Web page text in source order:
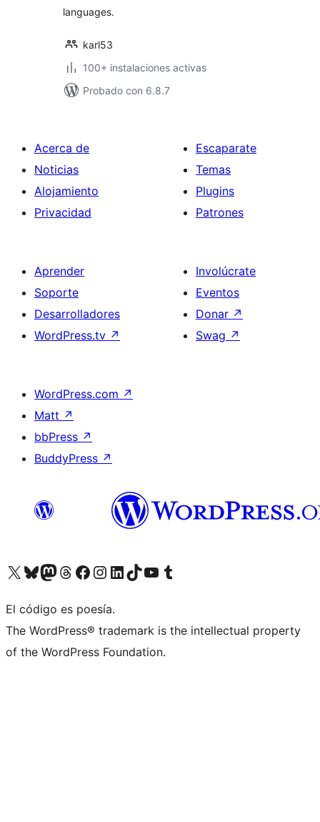
languages.
karl53
100+ instalaciones activas
Probado con 6.8.7
Acerca de
Noticias
Alojamiento
Privacidad
Escaparate
Temas
Plugins
Patrones
Aprender
Soporte
Desarrolladores
WordPress.tv ↗
Involúcrate
Eventos
Donar ↗
Swag ↗
WordPress.com ↗
Matt ↗
bbPress ↗
BuddyPress ↗
Visita nuestra cuenta de X (anteriormente Twitter)
Visita nuestra cuenta de Bluesky
Visita nuestra cuenta de Mastodon
Visita nuestra cuenta de Threads
Visita nuestra página de Facebook
Visita nuestra cuenta de Instagram
Visita nuestra cuenta de LinkedIn
Visita nuestra cuenta de TikTok
Visita nuestro canal de YouTube
Visita nuestra cuenta de Tumblr
El código es poesía.
The WordPress® trademark is the intellectual property
of the WordPress Foundation.